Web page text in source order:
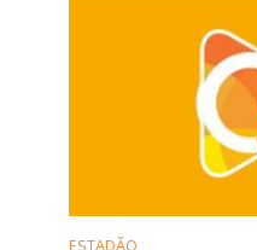
ESTADÃO